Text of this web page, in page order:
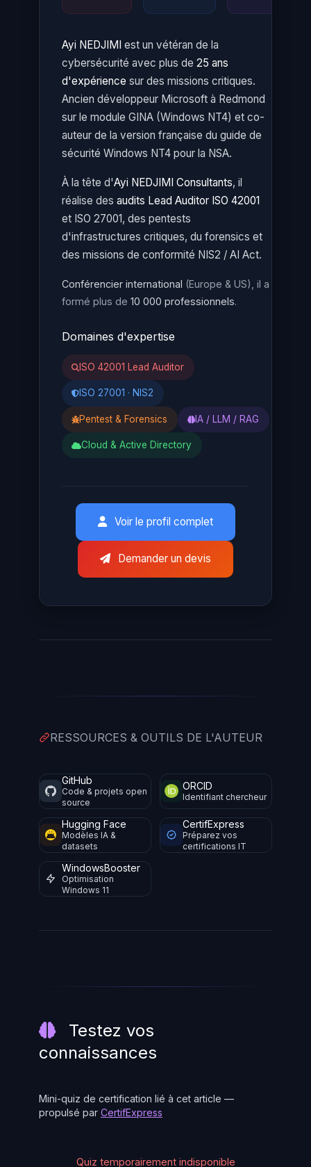
Ayi NEDJIMI est un vétéran de la
cybersécurité avec plus de 25 ans
d'expérience sur des missions critiques.
Ancien développeur Microsoft à Redmond
sur le module GINA (Windows NT4) et co-
auteur de la version française du guide de
sécurité Windows NT4 pour la NSA.
À la tête d'Ayi NEDJIMI Consultants, il
réalise des audits Lead Auditor ISO 42001
et ISO 27001, des pentests
d'infrastructures critiques, du forensics et
des missions de conformité NIS2 / AI Act.
Conférencier international (Europe & US), il a
formé plus de 10 000 professionnels.
Domaines d'expertise
ISO 42001 Lead Auditor
ISO 27001 · NIS2
Pentest & Forensics IA / LLM / RAG
Cloud & Active Directory
Voir le profil complet
Demander un devis
RESSOURCES & OUTILS DE L'AUTEUR
GitHub
Code & projets open
source
ORCID
Identifiant chercheur
Hugging Face
Modèles IA &
datasets
CertifExpress
Préparez vos
certifications IT
WindowsBooster
Optimisation
Windows 11
Testez vos
connaissances
Mini-quiz de certification lié à cet article —
propulsé par CertifExpress
Quiz temporairement indisponible